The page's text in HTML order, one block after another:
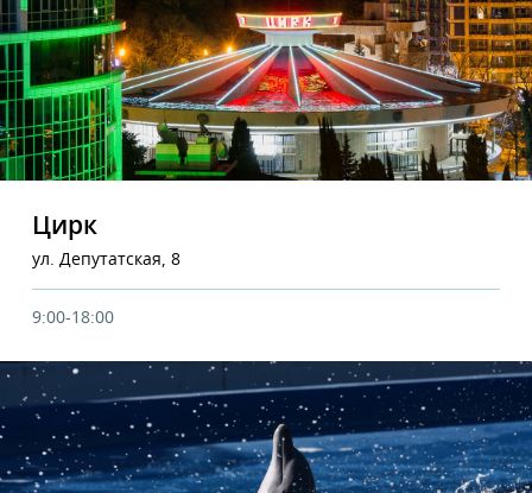
Цирк
ул. Депутатская, 8
9:00-18:00